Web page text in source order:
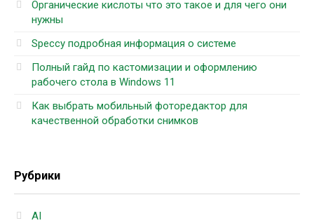
Органические кислоты что это такое и для чего они
нужны
Speccy подробная информация о системе
Полный гайд по кастомизации и оформлению
рабочего стола в Windows 11
Как выбрать мобильный фоторедактор для
качественной обработки снимков
Рубрики
AI